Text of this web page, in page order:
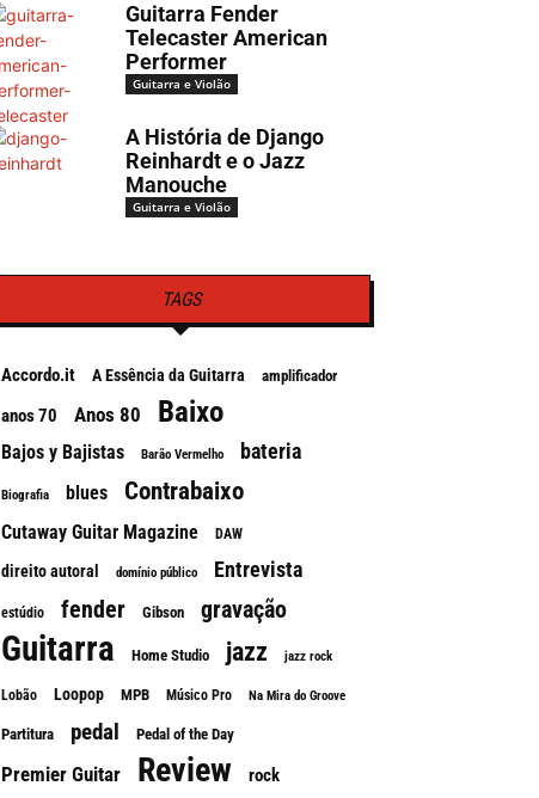
Guitarra Fender
Telecaster American
Performer
Guitarra e Violão
A História de Django
Reinhardt e o Jazz
Manouche
Guitarra e Violão
TAGS
Accordo.it A Essência da Guitarra amplificador
anos 70 Anos 80 Baixo
Bajos y Bajistas Barão Vermelho bateria
Biografia blues Contrabaixo
Cutaway Guitar Magazine DAW
direito autoral domínio público Entrevista
estúdio fender Gibson gravação
Guitarra Home Studio jazz jazz rock
Lobão Loopop MPB Músico Pro Na Mira do Groove
Partitura pedal Pedal of the Day
Premier Guitar Review rock